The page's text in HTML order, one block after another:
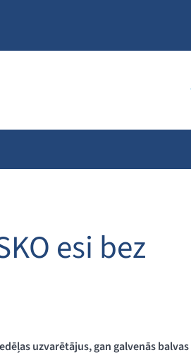
esi bez
uzvarētājus, gan galvenās balvas